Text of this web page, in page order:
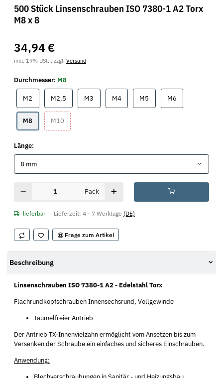
500 Stück Linsenschrauben ISO 7380-1 A2 Torx
M8 x 8
34,94 €
inkl. 19% USt. , zzgl. Versand
Durchmesser: M8
M2 M2,5M2,5 M3 M4M4 M5 M6M6
M8M8 M10M10
Länge:
8 mm
Pack
lieferbar Lieferzeit: 4 - 7 Werktage (DE)
Frage zum Artikel
Beschreibung
Linsenschrauben ISO 7380-1 A2 - Edelstahl Torx
Flachrundkopfschrauben Innensechsrund, Vollgewinde
Taumelfreier Antrieb
Der Antrieb TX-Innenvielzahn ermöglicht vom Ansetzen bis zum
Versenken der Schraube ein einfaches und sicheres Einschrauben.
Anwendung: